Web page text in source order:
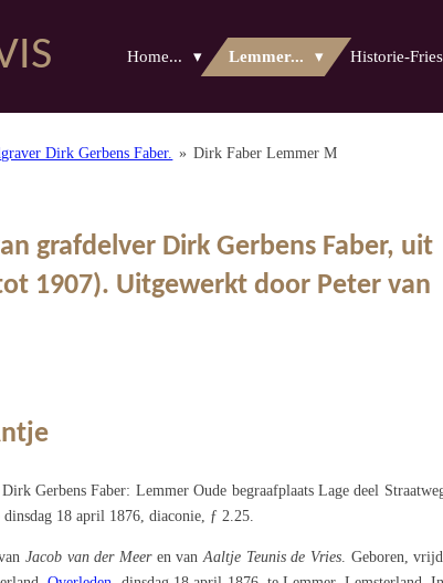
Home... Lemmer... Historie-
Dirk Gerbens Faber. » Dirk Faber Lemmer M
grafdelver Dirk Gerbens Faber, uit
1907). Uitgewerkt door Peter van
Gerbens Faber: Lemmer Oude begraafplaats Lage deel
18 april 1876, diaconie, ƒ 2.25.
Jacob van der Meeren vanAaltje Teunis de Vries. Geboren,